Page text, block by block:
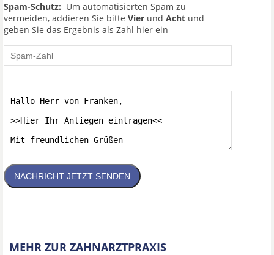
Spam-Schutz: Um automatisierten Spam zu
vermeiden, addieren Sie bitte Vier und Acht und
geben Sie das Ergebnis als Zahl hier ein
NACHRICHT JETZT SENDEN
MEHR ZUR ZAHNARZTPRAXIS